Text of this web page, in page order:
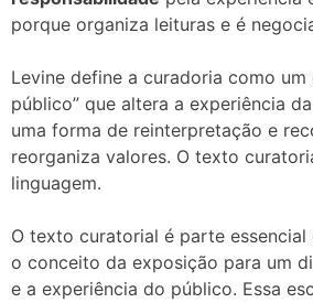
porque organiza leituras e é
Levine define a curadoria como um
público” que altera a experiência
uma forma de reinterpretação e
reorganiza valores. O texto
linguagem.
O texto curatorial é parte essencial
o conceito da exposição para um
e a experiência do público. Essa